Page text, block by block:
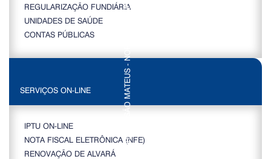
REGULARIZAÇÃO FUNDIÁRIA
UNIDADES DE SAÚDE
CONTAS PÚBLICAS
SERVIÇOS ON-LINE
IPTU ON-LINE
NOTA FISCAL ELETRÔNICA (NFE)
RENOVAÇÃO DE ALVARÁ